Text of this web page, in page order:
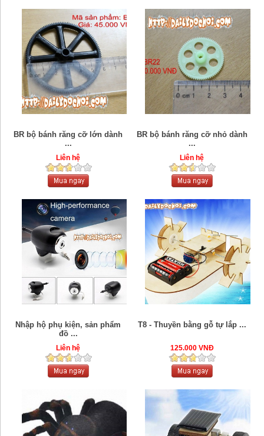
BR bộ bánh răng cỡ lớn dành
...
Liên hệ
BR bộ bánh răng cỡ nhỏ dành
...
Liên hệ
Nhập hộ phụ kiện, sản phẩm
đồ ...
Liên hệ
T8 - Thuyền bằng gỗ tự lắp ...
125.000 VNĐ